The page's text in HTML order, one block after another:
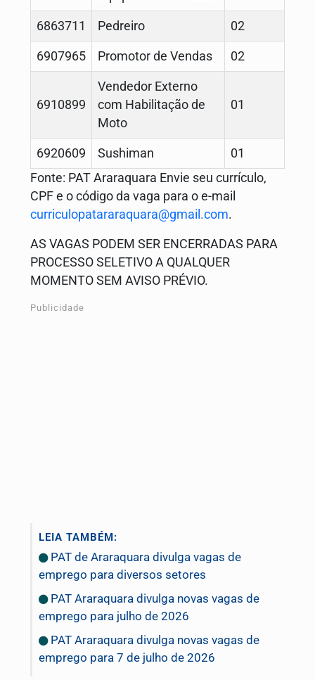
6863711 Pedreiro 02
6907965 Promotor de Vendas 02
6910899
Vendedor Externo
com Habilitação de
Moto
01
6920609 Sushiman
01
Fonte: PAT Araraquara Envie seu currículo,
CPF e o código da vaga para o e-mail
curriculopatararaquara@gmail.com.
AS VAGAS PODEM SER ENCERRADAS PARA
PROCESSO SELETIVO A QUALQUER
MOMENTO SEM AVISO PRÉVIO.
Publicidade
LEIA TAMBÉM:
PAT de Araraquara divulga vagas de
emprego para diversos setores
PAT Araraquara divulga novas vagas de
emprego para julho de 2026
PAT Araraquara divulga novas vagas de
emprego para 7 de julho de 2026